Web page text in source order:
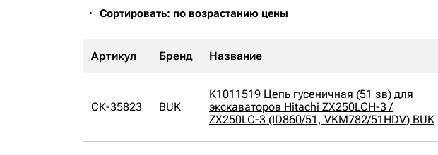
Сортировать: по возрастанию цены
Артикул Бренд Название
СК-35823 BUK
K1011519 Цепь гусеничная (51 зв) для
экскаваторов Hitachi ZX250LCH-3 /
ZX250LC-3 (ID860/51, VKM782/51HDV) BUK